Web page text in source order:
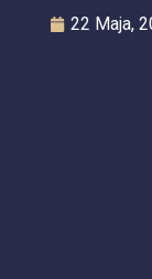
22 Maja,